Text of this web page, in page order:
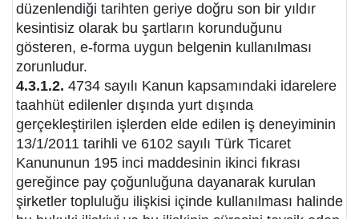
düzenlendiği tarihten geriye doğru son bir yıldır
kesintisiz olarak bu şartların korunduğunu
gösteren, e-forma uygun belgenin kullanılması
zorunludur.
4.3.1.2. 4734 sayılı Kanun kapsamındaki idarelere
taahhüt edilenler dışında yurt dışında
gerçekleştirilen işlerden elde edilen iş deneyiminin
13/1/2011 tarihli ve 6102 sayılı Türk Ticaret
Kanununun 195 inci maddesinin ikinci fıkrası
gereğince pay çoğunluğuna dayanarak kurulan
şirketler topluluğu ilişkisi içinde kullanılması halinde